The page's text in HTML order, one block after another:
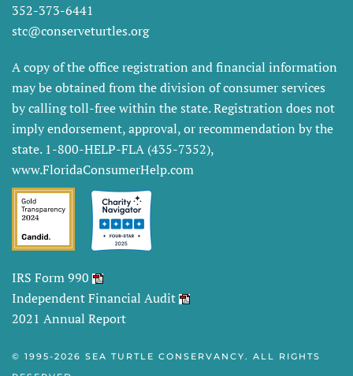
352-373-6441
stc@conserveturtles.org
A copy of the office registration and financial information
may be obtained from the division of consumer services
by calling toll-free within the state. Registration does not
imply endorsement, approval, or recommendation by the
state. 1-800-HELP-FLA (435-7352),
www.FloridaConsumerHelp.com
IRS Form 990
Independent Financial Audit
2021 Annual Report
© 1995-2026 SEA TURTLE CONSERVANCY. ALL RIGHTS